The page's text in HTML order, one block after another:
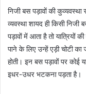
निजी बस पड़ावों की कुव्यवस्था
व्यवस्था शायद ही किसी
पड़ावों में आता है तो यात्रियों
पाने के लिए उन्हें एड़ी चोटी का
होती। इन बस पड़ावों पर कोई
इधर-उधर भटकना पड़ता है।